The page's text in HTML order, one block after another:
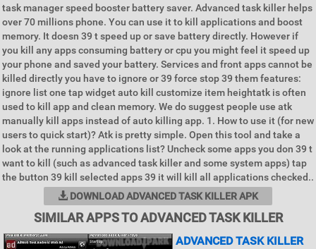
task manager speed booster battery saver. Advanced task killer helps
over 70 millions phone. You can use it to kill applications and boost
memory. It doesn 39 t speed up or save battery directly. However if
you kill any apps consuming battery or cpu you might feel it speed up
your phone and saved your battery. Services and front apps cannot be
killed directly you have to ignore or 39 force stop 39 them features:
ignore list one tap widget auto kill customize item heightatk is often
used to kill app and clean memory. We do suggest people use atk
manually kill apps instead of auto killing app. 1. How to use it (for new
users to quick start)? Atk is pretty simple. Open this tool and take a
look at the running applications list? Uncheck some apps you don 39 t
want to kill (such as advanced task killer and some system apps) tap
the button 39 kill selected apps 39 it will kill all applications checked..
DOWNLOAD ADVANCED TASK KILLER APK
SIMILAR APPS TO ADVANCED TASK KILLER
ADVANCED TASK KILLER